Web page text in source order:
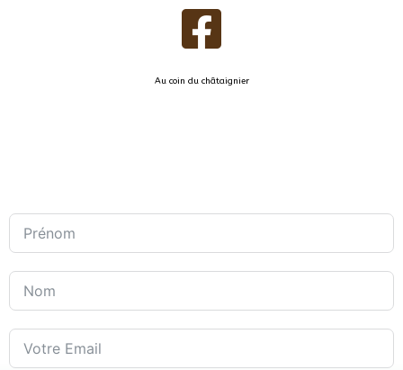
Au coin du châtaignier